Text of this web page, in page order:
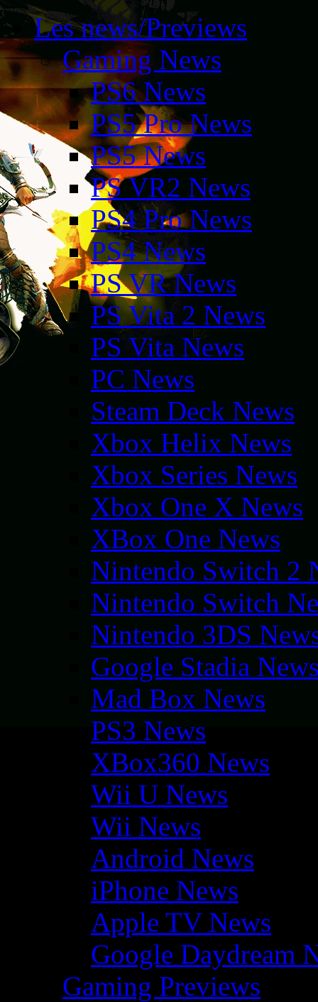
Les news/Previews
Gaming News
PS6 News
PS5 Pro News
PS5 News
PS VR2 News
PS4 Pro News
PS4 News
PS VR News
PS Vita 2 News
PS Vita News
PC News
Steam Deck News
Xbox Helix News
Xbox Series News
Xbox One X News
XBox One News
Nintendo Switch 2
Nintendo Switch
Nintendo 3DS
Google Stadia
Mad Box News
PS3 News
XBox360 News
Wii U News
Wii News
Android News
iPhone News
Apple TV News
Google Daydream
Gaming Previews